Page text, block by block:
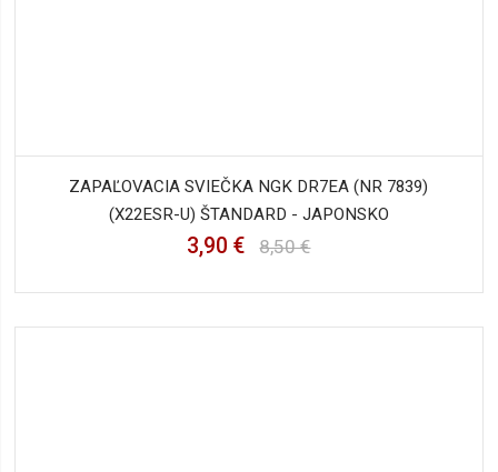
ZAPAĽOVACIA SVIEČKA NGK DR7EA (NR 7839)
(X22ESR-U) ŠTANDARD - JAPONSKO
3,90 € 8,50 €